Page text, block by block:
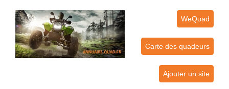
WeQuad
Carte des quadeurs
Ajouter un site